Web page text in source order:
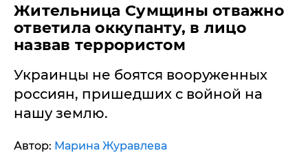
Жительница Сумщины отважно
ответила оккупанту, в лицо
назвав террористом
Украинцы не боятся вооруженных
россиян, пришедших с войной на
нашу землю.
Автор: Марина Журавлева